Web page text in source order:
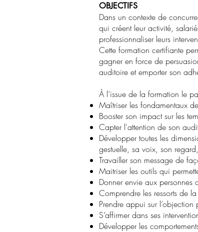
OBJECTIFS
Dans un contexte de
qui créent leur activité,
professionnaliser leurs
Cette formation certifiante
gagner en force de
auditoire et emporter son
À l’issue de la formation le
Maîtriser les fondamentaux
Booster son impact sur les
Capter l'attention de son
Développer toutes les
gestuelle, sa voix, son
Travailler son message de
Maitriser les outils qui
Donner envie aux
Comprendre les ressorts de
Prendre appui sur
S’affirmer dans ses
Développer les